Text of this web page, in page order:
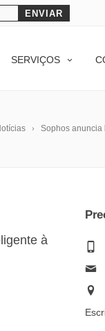
SERVIÇOS
Sophos anuncia
à